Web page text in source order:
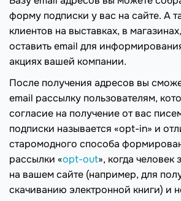
форму подписки у вас на сайте. А
клиентов на выставках, в
оставить email для
акциях вашей компании.
После получения адресов вы
email рассылку пользователям,
согласие на получение от вас
подписки называется «opt-in» и
старомодного способа
рассылки «opt-out», когда
на вашем сайте (например, для
скачиванию электронной книги) и